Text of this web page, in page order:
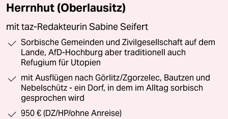
Herrnhut (Oberlausitz)
mit taz-Redakteurin Sabine Seifert
Sorbische Gemeinden und Zivilgesellschaft auf dem
Lande, AfD-Hochburg aber traditionell auch
Refugium für Utopien
mit Ausflügen nach Görlitz/Zgorzelec, Bautzen und
Nebelschütz - ein Dorf, in dem im Alltag sorbisch
gesprochen wird
950 € (DZ/HP/ohne Anreise)